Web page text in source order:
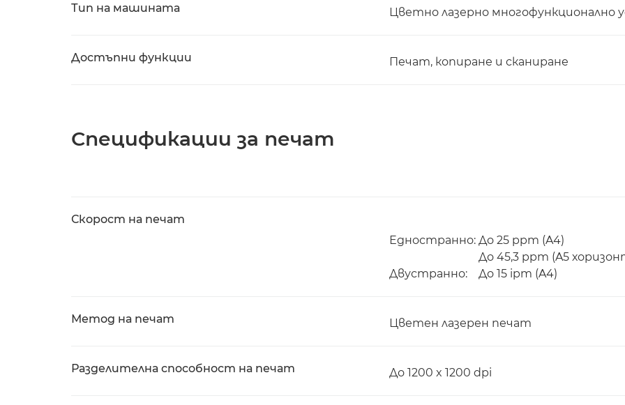
Тип на машината Цветно лазерно многофункционално
Достъпни функции Печат, копиране и сканиране
Спецификации за печат
Скорост на печат
Едностранно: До 25 ppm (A4)
До 45,3 ppm (A5
Двустранно:
До 15 ipm (A4)
Метод на печат Цветен лазерен печат
Разделителна способност на печат До 1200 x 1200 dpi